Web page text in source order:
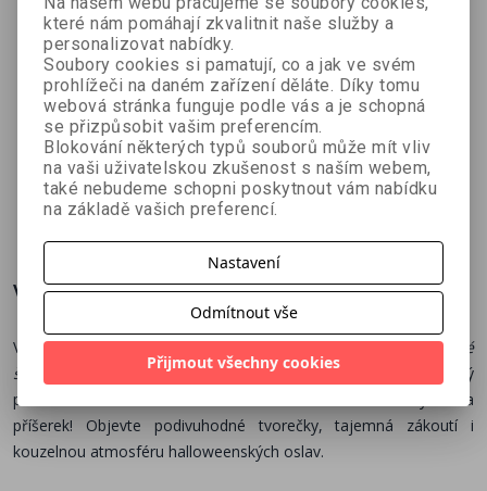
Lihové fixy
pro
začátečníky
KARIN
296 Kč 329 Kč
Anime –
romantické
scény
Christopher
Hart
314 Kč 349 Kč
Anime –
pózy
Christopher
Hart
Více o knize
Vydejte se do kouzelně strašidelného světaDěsivě roztomilé
školy kreslení
od autorky Marcie Driessen. Tenhle úžasný
průvodce vás krok za krokem naučí kreslit více než 70 bytostí a
příšerek! Objevte podivuhodné tvorečky, tajemná zákoutí i
kouzelnou atmosféru halloweenských oslav.
které nám pomáhají zkvalitnit naše služby a
personalizovat nabídky.
Soubory cookies si pamatují, co a jak ve svém
prohlížeči na daném zařízení děláte. Díky tomu
webová stránka funguje podle vás a je schopná
se přizpůsobit vašim preferencím.
Blokování některých typů souborů může mít vliv
na vaši uživatelskou zkušenost s naším webem,
také nebudeme schopni poskytnout vám nabídku
na základě vašich preferencí.
Nastavení
Odmítnout vše
Přijmout všechny cookies